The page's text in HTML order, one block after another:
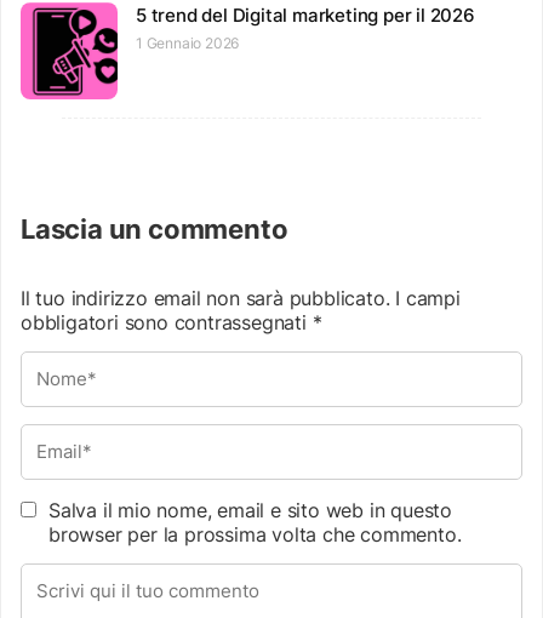
5 trend del Digital marketing per il 2026
1 Gennaio 2026
Lascia un commento
Il tuo indirizzo email non sarà pubblicato. I campi
obbligatori sono contrassegnati *
Salva il mio nome, email e sito web in questo
browser per la prossima volta che commento.